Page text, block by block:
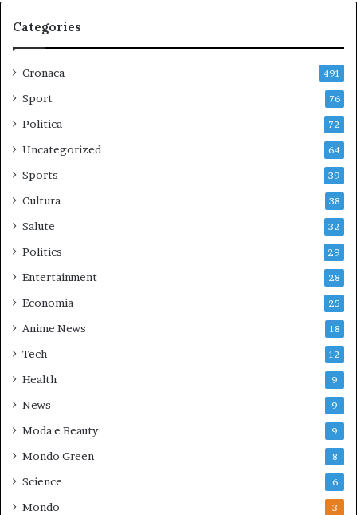
Categories
Cronaca 491
Sport 76
Politica 72
Uncategorized 64
Sports 39
Cultura 38
Salute 32
Politics 29
Entertainment 28
Economia 25
Anime News 18
Tech 12
Health 9
News 9
Moda e Beauty 9
Mondo Green 8
Science 6
Mondo 3